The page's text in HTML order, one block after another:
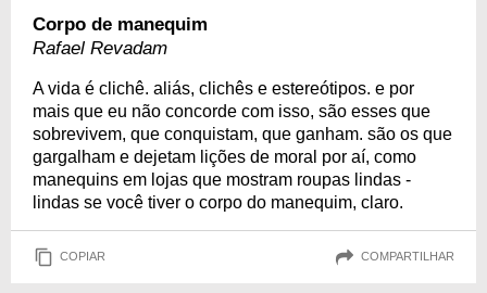
Corpo de manequim
Rafael Revadam
A vida é clichê. aliás, clichês e estereótipos. e por
mais que eu não concorde com isso, são esses que
sobrevivem, que conquistam, que ganham. são os que
gargalham e dejetam lições de moral por aí, como
manequins em lojas que mostram roupas lindas -
lindas se você tiver o corpo do manequim, claro.
COPIAR COMPARTILHAR